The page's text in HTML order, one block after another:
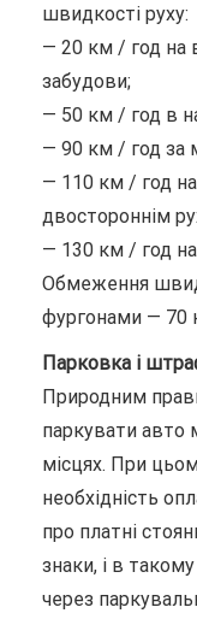
швидкості руху:
— 20 км / год на
забудови;
— 50 км / год в
— 90 км / год за
— 110 км / год
двостороннім
— 130 км / год на
Обмеження
фургонами — 70
Парковка і
Природним
паркувати
місцях. При
необхідність
про платні
знаки, і в
через